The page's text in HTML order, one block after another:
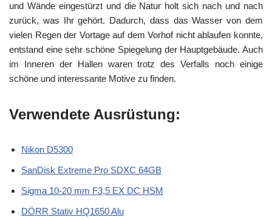
und Wände eingestürzt und die Natur holt sich nach und nach
zurück, was Ihr gehört. Dadurch, dass das Wasser von dem
vielen Regen der Vortage auf dem Vorhof nicht ablaufen konnte,
entstand eine sehr schöne Spiegelung der Hauptgebäude. Auch
im Inneren der Hallen waren trotz des Verfalls noch einige
schöne und interessante Motive zu finden.
Verwendete Ausrüstung:
Nikon D5300
SanDisk Extreme Pro SDXC 64GB
Sigma 10-20 mm F3,5 EX DC HSM
DÖRR Stativ HQ1650 Alu